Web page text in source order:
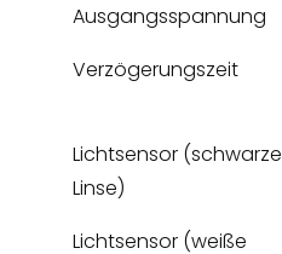
Ausgangsspannung
Verzögerungszeit
Lichtsensor (schwarze
Linse)
Lichtsensor (weiße